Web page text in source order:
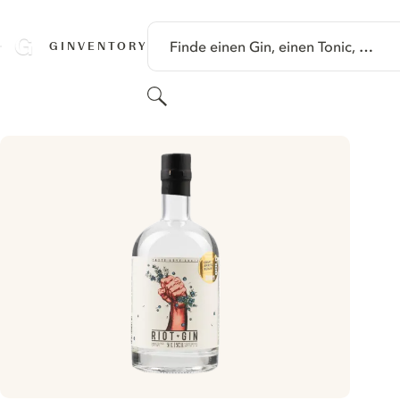
GINVENTORY Finde einen Gin, einen Tonic, …
Suchen